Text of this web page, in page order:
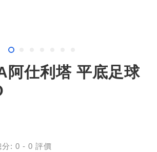
阿仕利塔 平底足球
分: 0 - 0 評價